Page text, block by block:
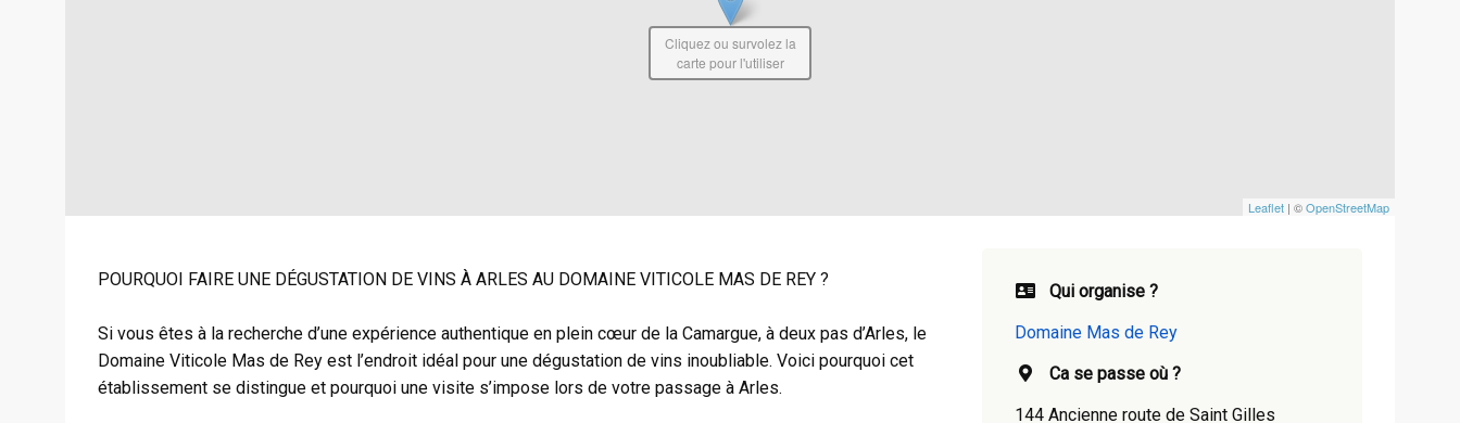
Leaflet | ©OpenStreetMap
Cliquez ou survolez la
carte pour l'utiliser
POURQUOI FAIRE UNE DÉGUSTATION DE VINS À ARLES AU DOMAINE VITICOLE MAS DE REY ?
Si vous êtes à la recherche d’une expérience authentique en plein cœur de la Camargue, à deux pas d’Arles, le
Domaine Viticole Mas de Rey est l’endroit idéal pour une dégustation de vins inoubliable. Voici pourquoi cet
établissement se distingue et pourquoi une visite s’impose lors de votre passage à Arles.
Qui organise ?
Domaine Mas de Rey
Ca se passe où ?
144 Ancienne route de Saint Gilles